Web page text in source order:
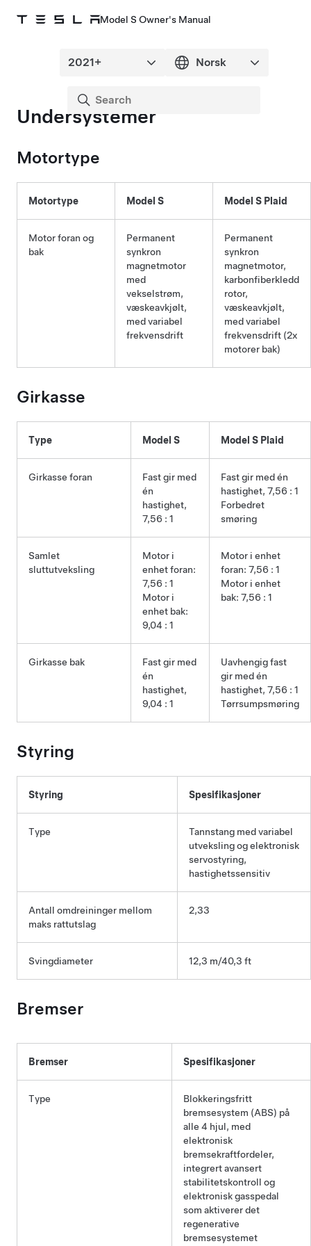
Model S Owner's Manual
Undersystemer
Motortype
Motortype Model S Model S Plaid
Motor foran og
bak
Permanent
synkron
magnetmotor
med
vekselstrøm,
væskeavkjølt,
med variabel
frekvensdrift
Permanent
synkron
magnetmotor,
karbonfiberkledd
rotor,
væskeavkjølt,
med variabel
frekvensdrift (2x
motorer bak)
Girkasse
Type Model S Model S Plaid
Girkasse foran
Fast gir med
én
hastighet,
7,56 : 1
Fast gir med én
hastighet, 7,56 : 1
Forbedret
smøring
Samlet
sluttutveksling
Motor i
enhet foran:
7,56 : 1
Motor i
enhet bak:
9,04 : 1
Motor i enhet
foran: 7,56 : 1
Motor i enhet
bak: 7,56 : 1
Girkasse bak
Fast gir med
én
hastighet,
9,04 : 1
Uavhengig fast
gir med én
hastighet, 7,56 : 1
Tørrsumpsmøring
Styring
Styring Spesifikasjoner
Type
Tannstang med variabel
utveksling og elektronisk
servostyring,
hastighetssensitiv
Antall omdreininger mellom
maks rattutslag
2,33
Svingdiameter 12,3 m/40,3 ft
Bremser
Bremser Spesifikasjoner
Type
Blokkeringsfritt
bremsesystem (ABS) på
alle 4 hjul, med
elektronisk
bremsekraftfordeler,
integrert avansert
stabilitetskontroll og
elektronisk gasspedal
som aktiverer det
regenerative
bremsesystemet